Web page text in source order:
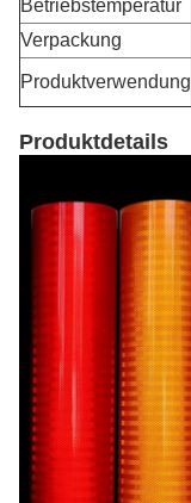
Betriebstemperatur
Verpackung
Produktverwendung
Produktdetails